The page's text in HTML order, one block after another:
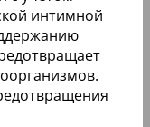
интимной